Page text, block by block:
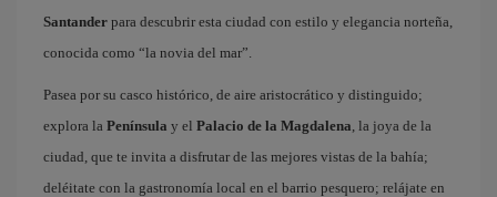
Santander para descubrir esta ciudad con estilo y elegancia norteña,
conocida como “la novia del mar”.
Pasea por su casco histórico, de aire aristocrático y distinguido;
explora la Península y el Palacio de la Magdalena, la joya de la
ciudad, que te invita a disfrutar de las mejores vistas de la bahía;
deléitate con la gastronomía local en el barrio pesquero; relájate en